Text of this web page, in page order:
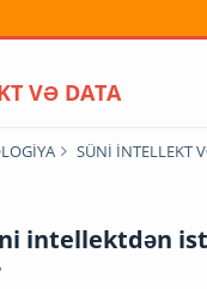
VƏ DATA
SÜNİ İNTELLEKT
intellektdən